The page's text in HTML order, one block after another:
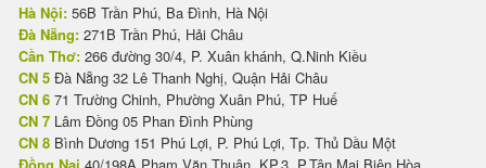
Hà Nội: 56B Trần Phú, Ba Đình, Hà Nội
Đà Nẵng: 271B Trần Phú, Hải Châu
Cần Thơ: 266 đường 30/4, P. Xuân khánh, Q.Ninh Kiều
CN 5 Đà Nẵng 32 Lê Thanh Nghị, Quận Hải Châu
CN 6 71 Trường Chinh, Phường Xuân Phú, TP Huế
CN 7 Lâm Đồng 05 Phan Đình Phùng
CN 8 Bình Dương 151 Phú Lợi, P. Phú Lợi, Tp. Thủ Dầu Một